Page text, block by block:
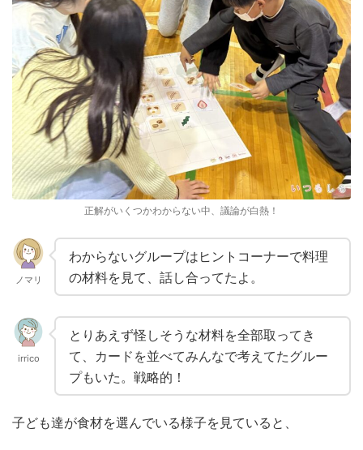
正解がいくつかわからない中、議論が白熱！
ノマリ
わからないグループはヒントコーナーで料理
の材料を見て、話し合ってたよ。
irrico
とりあえず怪しそうな材料を全部取ってき
て、カードを並べてみんなで考えてたグルー
プもいた。戦略的！
子ども達が食材を選んでいる様子を見ていると、